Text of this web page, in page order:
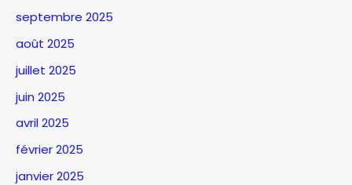
septembre 2025
août 2025
juillet 2025
juin 2025
avril 2025
février 2025
janvier 2025